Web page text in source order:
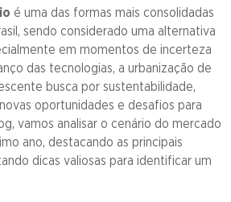
é uma das formas mais consolidadas
sendo considerado uma alternativa
em momentos de incerteza
das tecnologias, a urbanização de
busca por sustentabilidade,
oportunidades e desafios para
vamos analisar o cenário do mercado
ano, destacando as principais
dicas valiosas para identificar um